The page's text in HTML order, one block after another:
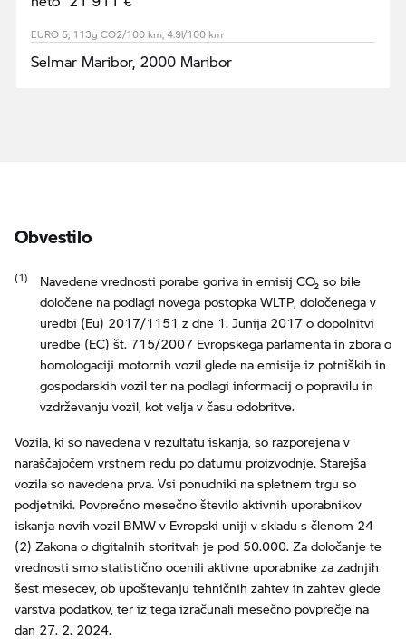
EURO 5, 113g CO2/100 km, 4.9l/100 km
Selmar Maribor, 2000 Maribor
Obvestilo
Navedene vrednosti porabe goriva in emisij CO₂ so bile
določene na podlagi novega postopka WLTP, določenega v
uredbi (Eu) 2017/1151 z dne 1. Junija 2017 o dopolnitvi
uredbe (EC) št. 715/2007 Evropskega parlamenta in zbora o
homologaciji motornih vozil glede na emisije iz potniških in
gospodarskih vozil ter na podlagi informacij o popravilu in
vzdrževanju vozil, kot velja v času odobritve.
Vozila, ki so navedena v rezultatu iskanja, so razporejena v
naraščajočem vrstnem redu po datumu proizvodnje. Starejša
vozila so navedena prva. Vsi ponudniki na spletnem trgu so
podjetniki. Povprečno mesečno število aktivnih uporabnikov
iskanja novih vozil BMW v Evropski uniji v skladu s členom 24
(2) Zakona o digitalnih storitvah je pod 50.000. Za določanje te
vrednosti smo statistično ocenili aktivne uporabnike za zadnjih
šest mesecev, ob upoštevanju tehničnih zahtev in zahtev glede
varstva podatkov, ter iz tega izračunali mesečno povprečje na
dan 27. 2. 2024.